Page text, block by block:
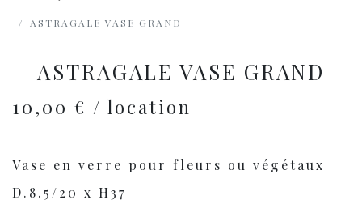
ASTRAGALE VASE GRAND
ASTRAGALE VASE GRAND
10,00 € / location
Vase en verre pour fleurs ou végétaux
D.8.5/20 x H37